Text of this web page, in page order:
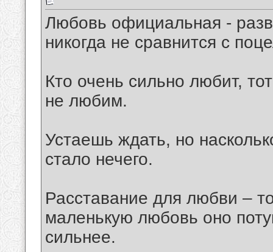
Любовь официальная -
никогда не сравнится с
Кто очень сильно любит,
не любим.
Устаешь ждать, но
стало нечего.
Расставание для любви –
маленькую любовь оно
сильнее.